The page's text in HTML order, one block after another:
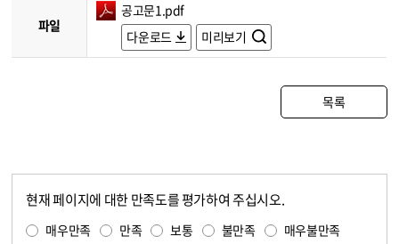
파일
공고문1.pdf
다운로드
미리보기
목록
현재 페이지에 대한 만족도를 평가하여 주십시오.
매우만족 만족 보통 불만족 매우불만족